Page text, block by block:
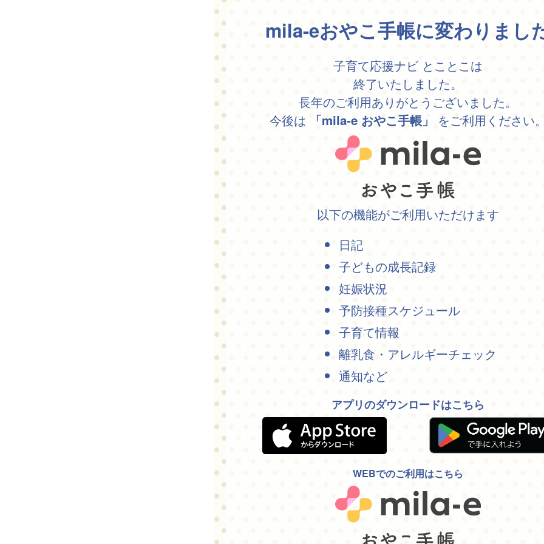
mila-eおやこ手帳に変わりまし
子育て応援ナビ とことこは
終了いたしました。
長年のご利用ありがとうございました。
今後は
「mila-e おやこ手帳」 をご利用ください
以下の機能がご利用いただけます
日記
子どもの成長記録
妊娠状況
予防接種スケジュール
子育て情報
離乳食・アレルギーチェック
通知など
アプリのダウンロードはこちら
WEBでのご利用はこちら